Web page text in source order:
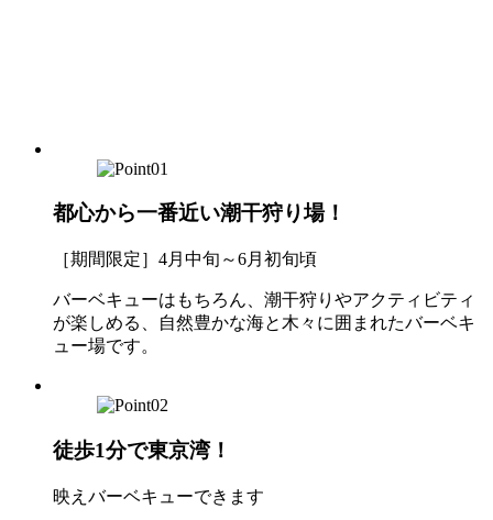
都心から一番近い潮干狩り場！
［期間限定］4月中旬～6月初旬頃
バーベキューはもちろん、潮干狩りやアクティビティ
が楽しめる、自然豊かな海と木々に囲まれたバーベキ
ュー場です。
徒歩1分で東京湾！
映えバーベキューできます